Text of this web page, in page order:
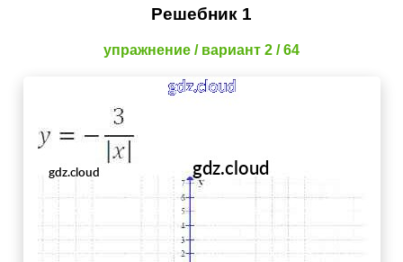
Решебник 1
упражнение / вариант 2 / 64